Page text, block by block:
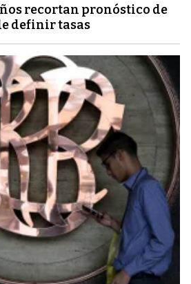
recortan pronóstico de
definir tasas